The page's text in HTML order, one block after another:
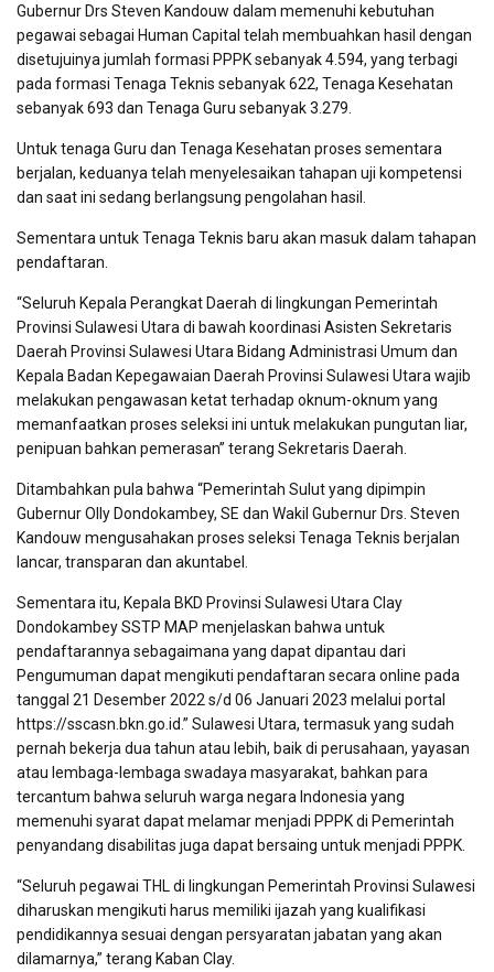
Gubernur Drs Steven Kandouw dalam memenuhi kebutuhan
pegawai sebagai Human Capital telah membuahkan hasil dengan
disetujuinya jumlah formasi PPPK sebanyak 4.594, yang terbagi
pada formasi Tenaga Teknis sebanyak 622, Tenaga Kesehatan
sebanyak 693 dan Tenaga Guru sebanyak 3.279.
Untuk tenaga Guru dan Tenaga Kesehatan proses sementara
berjalan, keduanya telah menyelesaikan tahapan uji kompetensi
dan saat ini sedang berlangsung pengolahan hasil.
Sementara untuk Tenaga Teknis baru akan masuk dalam tahapan
pendaftaran.
“Seluruh Kepala Perangkat Daerah di lingkungan Pemerintah
Provinsi Sulawesi Utara di bawah koordinasi Asisten Sekretaris
Daerah Provinsi Sulawesi Utara Bidang Administrasi Umum dan
Kepala Badan Kepegawaian Daerah Provinsi Sulawesi Utara wajib
melakukan pengawasan ketat terhadap oknum-oknum yang
memanfaatkan proses seleksi ini untuk melakukan pungutan liar,
penipuan bahkan pemerasan” terang Sekretaris Daerah.
Ditambahkan pula bahwa “Pemerintah Sulut yang dipimpin
Gubernur Olly Dondokambey, SE dan Wakil Gubernur Drs. Steven
Kandouw mengusahakan proses seleksi Tenaga Teknis berjalan
lancar, transparan dan akuntabel.
Sementara itu, Kepala BKD Provinsi Sulawesi Utara Clay
Dondokambey SSTP MAP menjelaskan bahwa untuk
pendaftarannya sebagaimana yang dapat dipantau dari
Pengumuman dapat mengikuti pendaftaran secara online pada
tanggal 21 Desember 2022 s/d 06 Januari 2023 melalui portal
https://sscasn.bkn.go.id.” Sulawesi Utara, termasuk yang sudah
pernah bekerja dua tahun atau lebih, baik di perusahaan, yayasan
atau lembaga-lembaga swadaya masyarakat, bahkan para
tercantum bahwa seluruh warga negara Indonesia yang
memenuhi syarat dapat melamar menjadi PPPK di Pemerintah
penyandang disabilitas juga dapat bersaing untuk menjadi PPPK.
“Seluruh pegawai THL di lingkungan Pemerintah Provinsi Sulawesi
diharuskan mengikuti harus memiliki ijazah yang kualifikasi
pendidikannya sesuai dengan persyaratan jabatan yang akan
dilamarnya,” terang Kaban Clay.